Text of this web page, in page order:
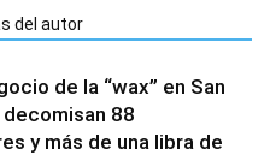
del autor
de la “wax” en San
decomisan 88
y más de una libra de